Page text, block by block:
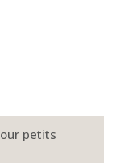
petits